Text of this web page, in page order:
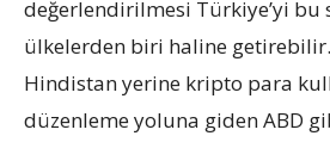
değerlendirilmesi Türkiye’yi bu
ülkelerden biri haline
Hindistan yerine kripto para
düzenleme yoluna giden ABD